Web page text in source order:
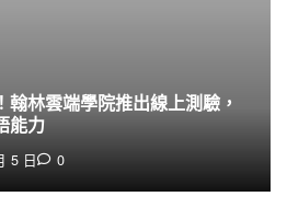
林雲端學院推出線上測驗，
能力
5 日 0